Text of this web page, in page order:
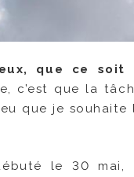
que ce
c’est que la
que je souhaite
le 30